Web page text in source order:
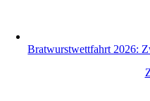
Bratwurstwettfahrt 2026: